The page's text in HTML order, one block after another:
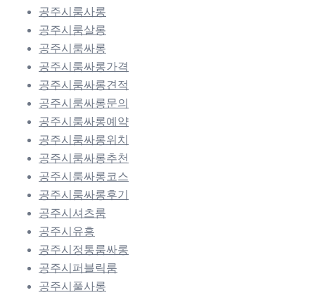
공주시룸사롱
공주시룸살롱
공주시룸싸롱
공주시룸싸롱가격
공주시룸싸롱견적
공주시룸싸롱문의
공주시룸싸롱예약
공주시룸싸롱위치
공주시룸싸롱추천
공주시룸싸롱코스
공주시룸싸롱후기
공주시셔츠룸
공주시유흥
공주시정통룸싸롱
공주시퍼블릭룸
공주시풀사롱